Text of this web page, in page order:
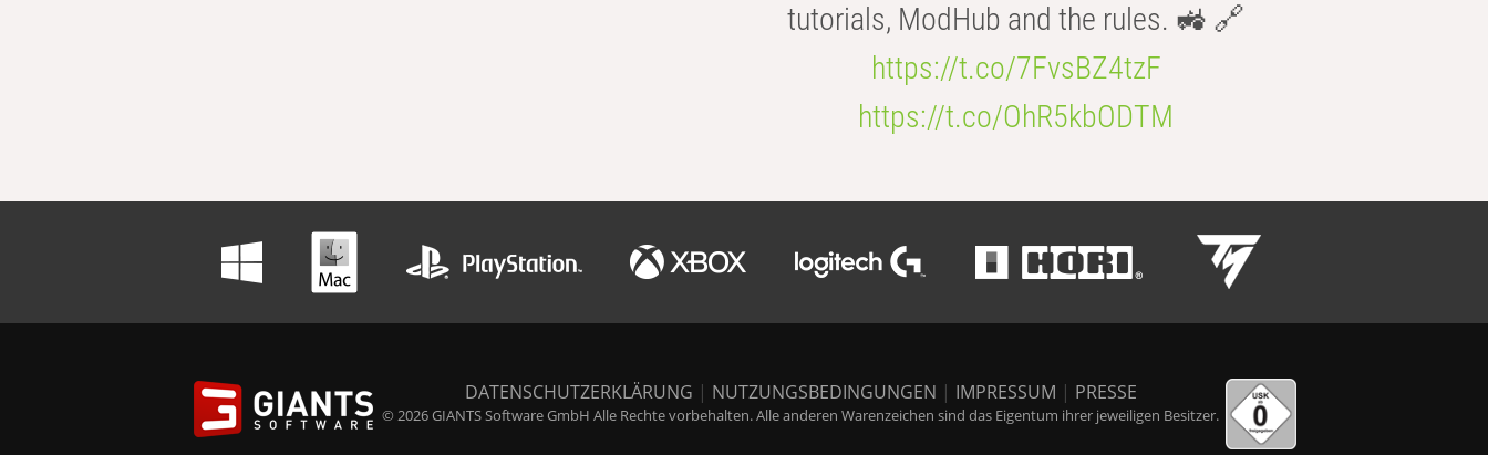
tutorials, ModHub and the rules. 🚜 🔗
https://t.co/7FvsBZ4tzF
https://t.co/OhR5kbODTM
DATENSCHUTZERKLÄRUNG | NUTZUNGSBEDINGUNGEN | IMPRESSUM | PRESSE
© 2026 GIANTS Software GmbH Alle Rechte vorbehalten. Alle anderen Warenzeichen sind das Eigentum ihrer jeweiligen Besitzer.